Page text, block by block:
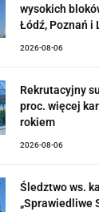
wysokich
Łódź, Poznań i
2026-08-06
Rekrutacyjny
proc. więcej
rokiem
2026-08-06
Śledztwo ws.
„Sprawiedliwe